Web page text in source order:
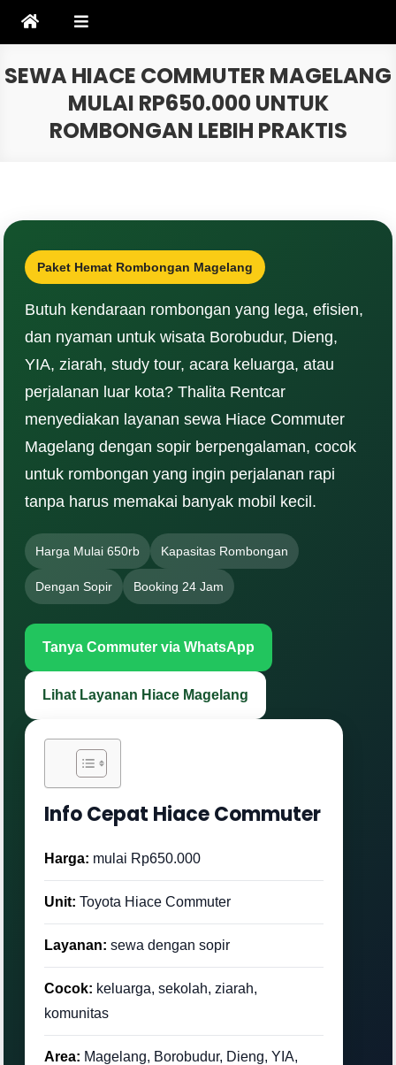
SEWA HIACE COMMUTER MAGELANG
MULAI RP650.000 UNTUK
ROMBONGAN LEBIH PRAKTIS
Paket Hemat Rombongan Magelang
Butuh kendaraan rombongan yang lega, efisien,
dan nyaman untuk wisata Borobudur, Dieng,
YIA, ziarah, study tour, acara keluarga, atau
perjalanan luar kota? Thalita Rentcar
menyediakan layanan sewa Hiace Commuter
Magelang dengan sopir berpengalaman, cocok
untuk rombongan yang ingin perjalanan rapi
tanpa harus memakai banyak mobil kecil.
Harga Mulai 650rb Kapasitas Rombongan
Dengan Sopir Booking 24 Jam
Tanya Commuter via WhatsApp
Lihat Layanan Hiace Magelang
Info Cepat Hiace Commuter
Harga: mulai Rp650.000
Unit: Toyota Hiace Commuter
Layanan: sewa dengan sopir
Cocok: keluarga, sekolah, ziarah,
komunitas
Area: Magelang, Borobudur, Dieng, YIA,